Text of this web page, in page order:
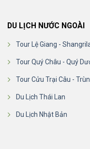
DU LỊCH NƯỚC NGOÀI
Tour Lệ Giang -
Tour Quý Châu - Quý
Tour Cửu Trại Câu -
Du Lịch Thái Lan
Du Lịch Nhật Bản